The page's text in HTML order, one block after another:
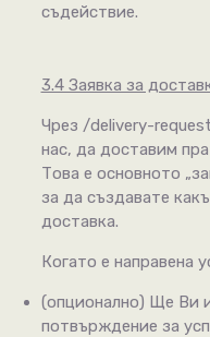
съдействие.
3.4 Заявка за
Чрез /delivery-
нас, да доставим
Това е основното
за да създавате
доставка.
Когато е направена
(опционално) Ще Ви
потвърждение за